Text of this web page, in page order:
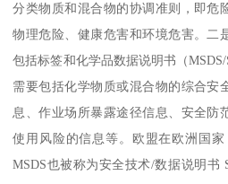
分类物质和混合物的协调准则，即危
物理危险、健康危害和环境危害。二
包括标签和化学品数据说明书（
需要包括化学物质或混合物的综合安
息、作业场所暴露途径信息、安全防
使用风险的信息等。欧盟在欧洲国
MSDS也被称为安全技术/数据说明书